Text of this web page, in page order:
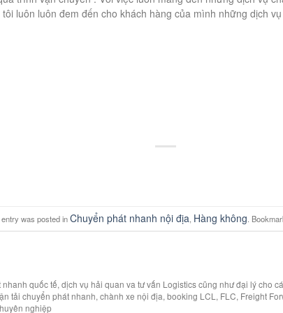
luôn luôn đem đến cho khách hàng của mình những dịch
was posted inChuyển phát nhanh nội địa Hàng không .
quốc tế, dịch vụ hải quan va tư vấn Logistics cũng như đại lý cho
tải chuyển phát nhanh, chành xe nội địa, booking LCL, FLC, Freight
nghiệp